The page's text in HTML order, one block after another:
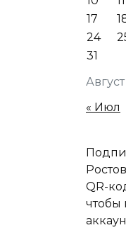
17
24
31
« Июл
QR-
чтобы